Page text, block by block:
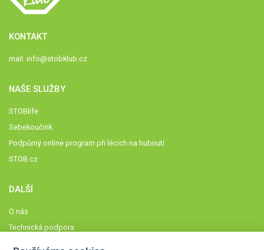
KONTAKT
mail: info@stobklub.cz
NAŠE SLUŽBY
STOBlife
Sebekoučink
Podpůrný online program při lécích na hubnutí
STOB.cz
DALŠÍ
O nás
Technická podpora